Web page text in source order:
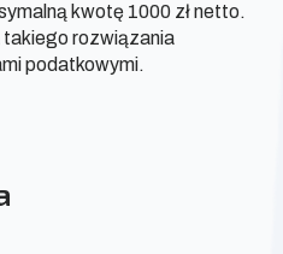
kwotę 1000 zł netto.
rozwiązania
podatkowymi.